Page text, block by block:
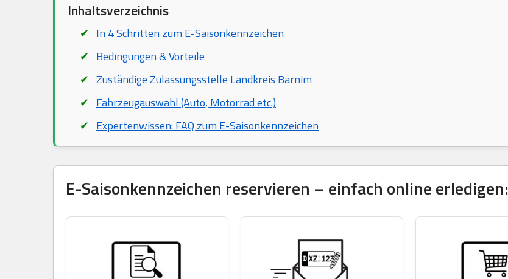
Inhaltsverzeichnis
In 4 Schritten zum E-Saisonkennzeichen
Bedingungen & Vorteile
Zuständige Zulassungsstelle Landkreis Barnim
Fahrzeugauswahl (Auto, Motorrad etc.)
Expertenwissen: FAQ zum E-Saisonkennzeichen
E-Saisonkennzeichen reservieren – einfach online erledigen: